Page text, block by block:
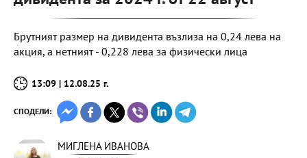
Брутният размер на дивидента възлиза на 0,24 лева на
акция, а нетният - 0,228 лева за физически лица
13:09 | 12.08.25 г.
СПОДЕЛИ:
МИГЛЕНА ИВАНОВА